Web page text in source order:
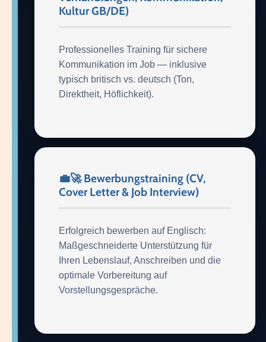
Kultur GB/DE)
Professionelles Training für sichere
Kommunikation im Job — inklusive
typisch britisch vs. deutsch (Ton,
Direktheit, Höflichkeit).
💼🚀 Bewerbungstraining (CV,
Cover Letter & Job Interview)
Erfolgreich bewerben auf Englisch:
Maßgeschneiderte Unterstützung für
Ihren Lebenslauf, Anschreiben und die
optimale Vorbereitung auf
Vorstellungsgespräche.